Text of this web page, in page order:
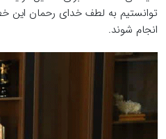
انجام شوند.